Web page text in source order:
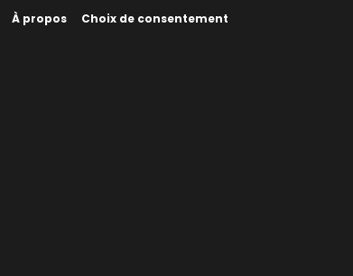
À propos Choix de consentement